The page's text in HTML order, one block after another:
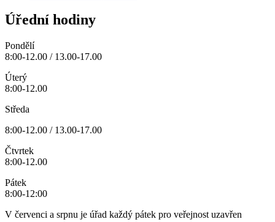
Úřední hodiny
Pondělí
8:00-12.00 / 13.00-17.00
Úterý
8:00-12.00
Středa
8:00-12.00 / 13.00-17.00
Čtvrtek
8:00-12.00
Pátek
8:00-12:00
V červenci a srpnu je úřad každý pátek pro veřejnost uzavřen